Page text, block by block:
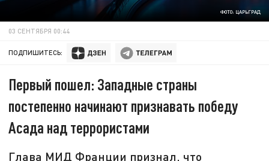
ФОТО: ЦАРЬГРАД
03 СЕНТЯБРЯ 00:44
ПОДПИШИТЕСЬ:
Первый пошел: Западные страны
постепенно начинают признавать победу
Асада над террористами
Глава МИД Франции признал, что